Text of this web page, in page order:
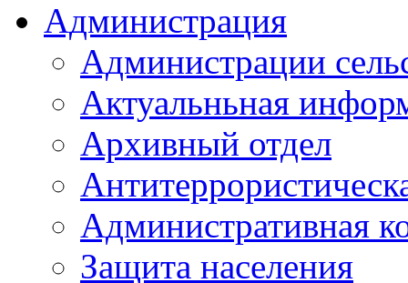
Администрация
Администрации
Актуальньная
Архивный отдел
Административная
Защита населения